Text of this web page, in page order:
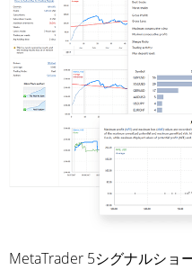
MetaTrader 5シグナルショ